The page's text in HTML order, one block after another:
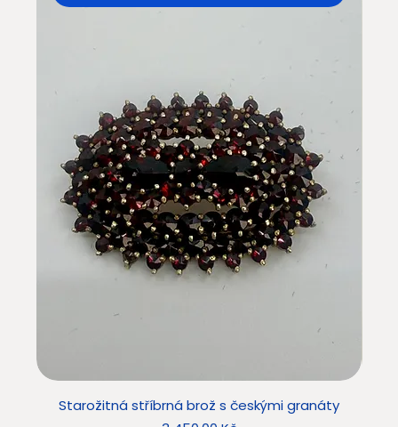
Starožitná stříbrná brož s českými granáty